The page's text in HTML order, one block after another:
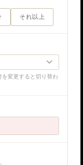
それ以上
変更すると切り替わ